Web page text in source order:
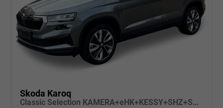
Skoda Karoq
Classic Selection KAMERA+eHK+KESSY+SHZ+SMARTLINK+LED+16" ALU